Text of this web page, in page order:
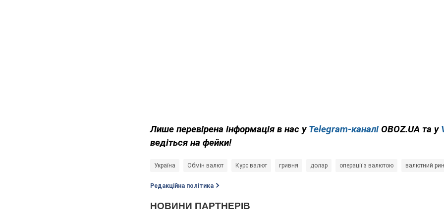
Лише перевірена інформація в нас у Telegram-каналі OBOZ.UA та у
ведіться на фейки!
Україна Обмін валют Курс валют гривня долар операції з валютою валютний
Редакційна політика